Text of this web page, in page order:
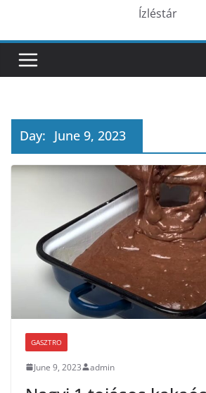
Ízléstár
Day: June 9, 2023
GASZTRO
June 9, 2023 admin